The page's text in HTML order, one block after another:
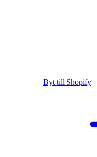
Byt till Shopify